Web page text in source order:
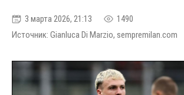
3 марта 2026, 21:13
1490
Источник: Gianluca Di Marzio, sempremilan.com